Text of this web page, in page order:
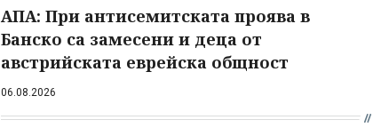
АПА: При антисемитската проява в
Банско са замесени и деца от
австрийската еврейска общност
06.08.2026